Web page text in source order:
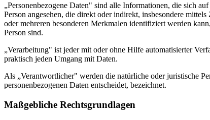
„Personenbezogene Daten" sind alle Informationen, die sich
Person angesehen, die direkt oder indirekt, insbesondere
oder mehreren besonderen Merkmalen identifiziert werden
Person sind.
„Verarbeitung" ist jeder mit oder ohne Hilfe automatisierter
praktisch jeden Umgang mit Daten.
Als „Verantwortlicher" werden die natürliche oder juristische
personenbezogenen Daten entscheidet, bezeichnet.
Maßgebliche Rechtsgrundlagen